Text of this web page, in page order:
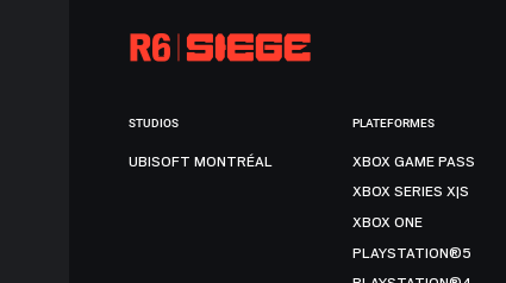
STUDIOS
UBISOFT MONTRÉAL
PLATEFORMES
XBOX GAME PASS
XBOX SERIES X|S
XBOX ONE
PLAYSTATION®5